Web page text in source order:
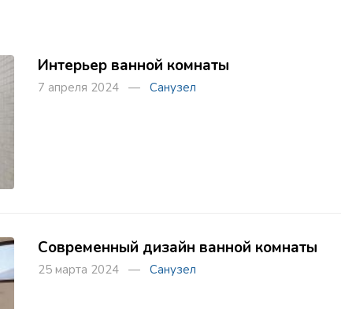
Интерьер ванной комнаты
7 апреля 2024 — Санузел
Современный дизайн ванной комнаты
25 марта 2024 — Санузел